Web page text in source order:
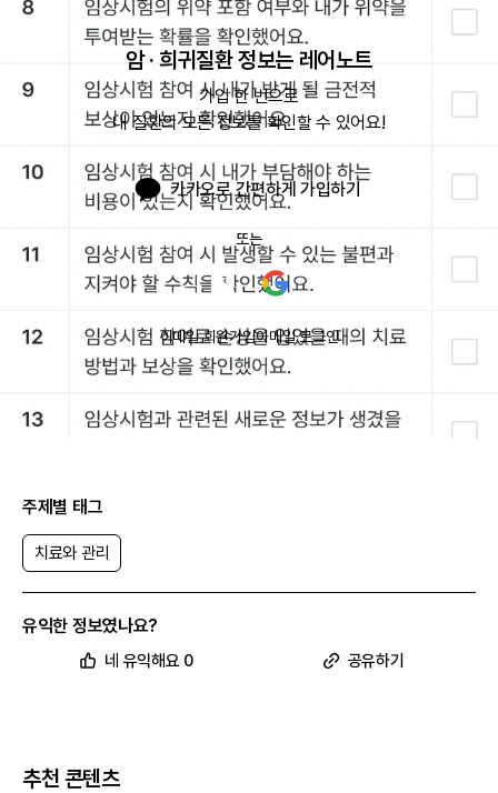
암 · 희귀질환 정보는 레어노트
가입 한 번으로
내 질환의 모든 정보를 확인할 수 있어요!
카카오로 간편하게 가입하기
또는
이메일 회원가입이메일 로그인
주제별 태그
치료와 관리
유익한 정보였나요?
네 유익해요 0 공유하기
추천 콘텐츠